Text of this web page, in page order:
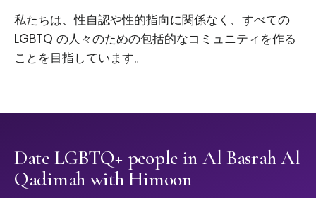
私たちは、性自認や性的指向に関係なく、すべての
LGBTQ の人々のための包括的なコミュニティを作る
ことを目指しています。
Date LGBTQ+ people in Al Basrah Al
Qadimah with Himoon